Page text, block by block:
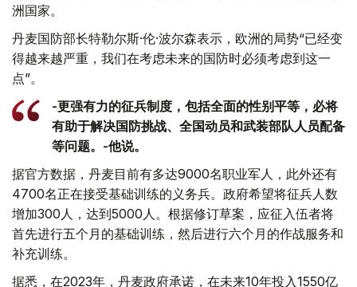
洲国家。
丹麦国防部长特勒尔斯·伦·波尔森表示，欧洲的局势“已经变
得越来越严重，我们在考虑未来的国防时必须考虑到这一
点”。
-更强有力的征兵制度，包括全面的性别平等，必将
有助于解决国防挑战、全国动员和武装部队人员配备
等问题。-他说。
据官方数据，丹麦目前有多达9000名职业军人，此外还有
4700名正在接受基础训练的义务兵。政府希望将征兵人数
增加300人，达到5000人。根据修订草案，应征入伍者将
首先进行五个月的基础训练，然后进行六个月的作战服务和
补充训练。
据悉，在2023年，丹麦政府承诺，在未来10年投入1550亿